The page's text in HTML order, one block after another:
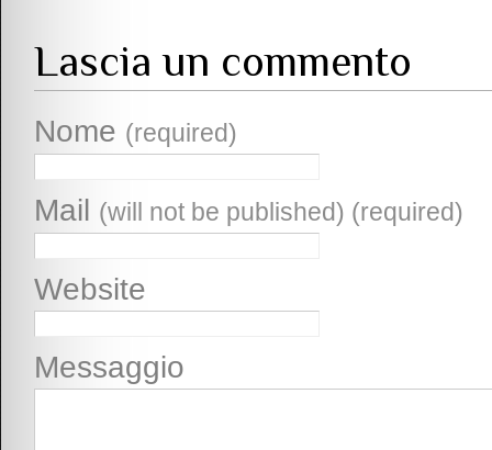
Lascia un commento
Nome (required)
Mail (will not be published) (required)
Website
Messaggio